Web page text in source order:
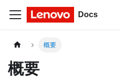
Docs
概要
概要